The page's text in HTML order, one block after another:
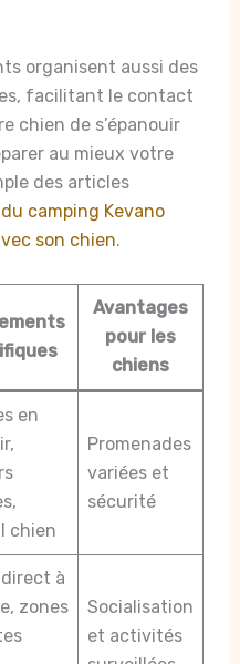
organisent aussi des
facilitant le contact
chien de s’épanouir
au mieux votre
des articles
camping Kevano
son chien.
Avantages
pour les
chiens
en
chien
Promenades
variées et
sécurité
à
zones
Socialisation
et activités